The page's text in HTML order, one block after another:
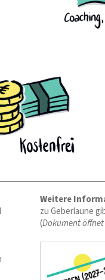
Weitere
zu Geberlaune
(Dokument